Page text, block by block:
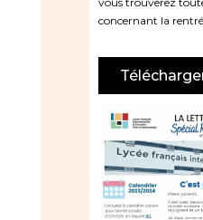
concernant la